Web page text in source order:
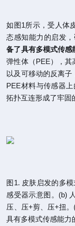
如图1所示，受人体
态感知能力的启发，
备了具有多模式传感
弹性体（PEE），其
以及可移动的反离子
PEE材料与传感器
拓扑互连形成了牢固
图1. 皮肤启发的多
感受器示意图。(b)
压、压+剪、压+扭
具有多模式传感能力